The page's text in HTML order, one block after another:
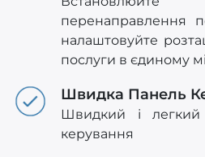
перенаправлення
налаштовуйте
послуги в єдиному
Швидка Панель
Швидкий і легкий
керування